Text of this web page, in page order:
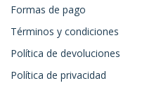
Formas de pago
Términos y condiciones
Política de devoluciones
Política de privacidad